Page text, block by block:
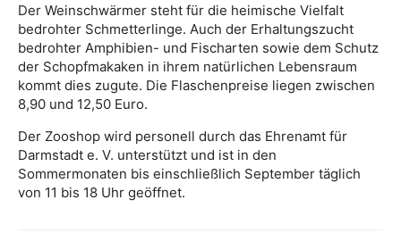
Der Weinschwärmer steht für die heimische Vielfalt
bedrohter Schmetterlinge. Auch der Erhaltungszucht
bedrohter Amphibien- und Fischarten sowie dem Schutz
der Schopfmakaken in ihrem natürlichen Lebensraum
kommt dies zugute. Die Flaschenpreise liegen zwischen
8,90 und 12,50 Euro.
Der Zooshop wird personell durch das Ehrenamt für
Darmstadt e. V. unterstützt und ist in den
Sommermonaten bis einschließlich September täglich
von 11 bis 18 Uhr geöffnet.